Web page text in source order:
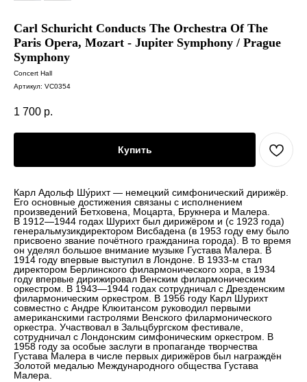
Carl Schuricht Conducts The Orchestra Of The
Paris Opera, Mozart - Jupiter Symphony / Prague
Symphony
Concert Hall
Артикул: VC0354
1 700 р.
Купить
Карл Адольф Шу́рихт — немецкий симфонический дирижёр.
Его основные достижения связаны с исполнением
произведений Бетховена, Моцарта, Брукнера и Малера.
В 1912—1944 годах Шурихт был дирижёром и (с 1923 года)
генеральмузикдиректором Висбадена (в 1953 году ему было
присвоено звание почётного гражданина города). В то время
он уделял большое внимание музыке Густава Малера. В
1914 году впервые выступил в Лондоне. В 1933-м стал
директором Берлинского филармонического хора, в 1934
году впервые дирижировал Венским филармоническим
оркестром. В 1943—1944 годах сотрудничал с Дрезденским
филармоническим оркестром. В 1956 году Карл Шурихт
совместно с Андре Клюитансом руководил первыми
американскими гастролями Венского филармонического
оркестра. Участвовал в Зальцбургском фестивале,
сотрудничал с Лондонским симфоническим оркестром. В
1958 году за особые заслуги в пропаганде творчества
Густава Малера в числе первых дирижёров был награждён
Золотой медалью Международного общества Густава
Малера.